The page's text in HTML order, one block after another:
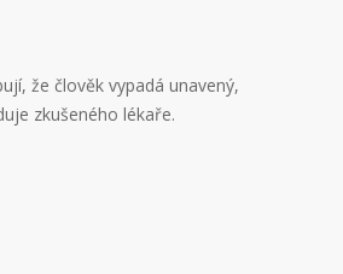
že člověk vypadá unavený,
zkušeného lékaře.